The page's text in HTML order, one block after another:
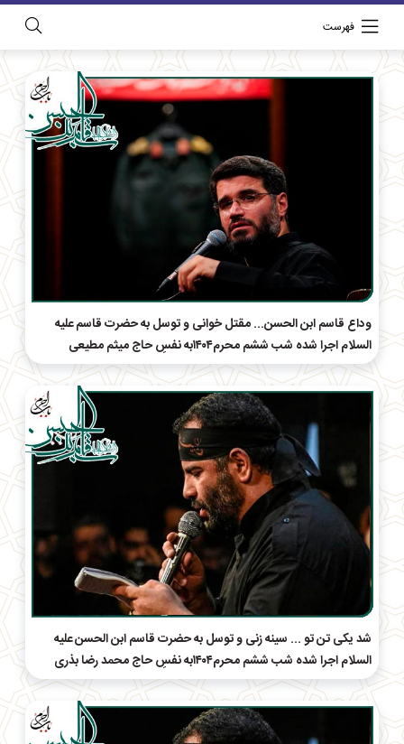
فهرست
وداع قاسم ابن الحسن... مقتل خوانی و توسل به حضرت قاسم علیه
السلام اجرا شده شب ششم محرم۱۴۰۴به نفسِ حاج‌ میثم مطیعی
شد یکی تن تو ... سینه زنی و توسل به حضرت قاسم ابن الحسن علیه
السلام اجرا شده شب ششم محرم۱۴۰۴به نفسِ حاج‌ محمد رضا بذری